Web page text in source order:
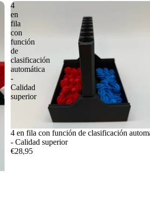
4
en
fila
con
función
de
clasificación
automática
-
Calidad
superior
4 en fila con función de clasificación
- Calidad superior
€28,95